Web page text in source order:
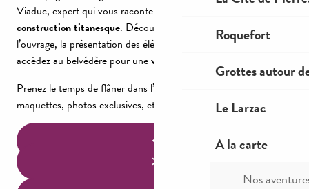
Roquefort
Grottes autour
Le Larzac
A la carte
Nos
Viaduc, expert qui vous racontera l’
construction titanesque. Découvrez tous les secrets de
l’ouvrage, la présentation des éléments de construction, et
accédez au belvédère pour unevue panoramique
Prenez le temps de flâner dans l’Espace expo, parmi les
maquettes, photos exclusives, et portraits interactifs.